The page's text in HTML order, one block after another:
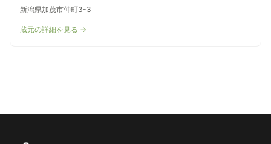
新潟県加茂市仲町3-3
蔵元の詳細を見る →